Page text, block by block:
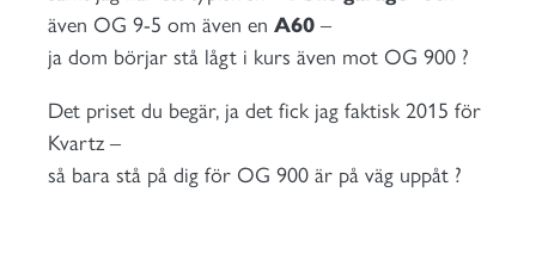
även OG 9-5 om även en A60 –
ja dom börjar stå lågt i kurs även mot OG 900 ?
Det priset du begär, ja det fick jag faktisk 2015 för
Kvartz –
så bara stå på dig för OG 900 är på väg uppåt ?